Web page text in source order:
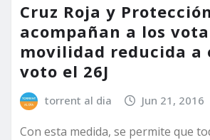
Cruz Roja y
acompañan a los
movilidad reducida a
voto el 26J
torrent al dia Jun 21, 2016
Con esta medida, se permite que